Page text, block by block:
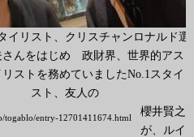
イリスト、クリスチャンロナルド選
さんをはじめ 政財界、世界的アス
ストを務めていましたNo.1スタイ
スト、友人の
櫻井賢之
togablo/entry-12701411674.html
が、ルイ